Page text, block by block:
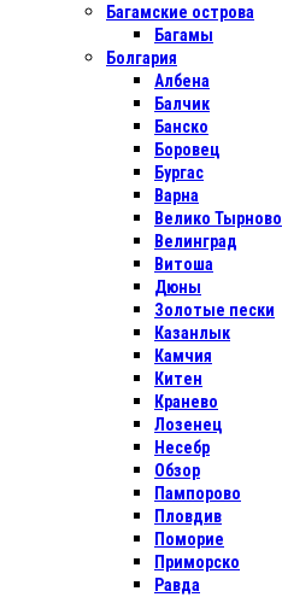
Багамские острова
Багамы
Болгария
Албена
Балчик
Банско
Боровец
Бургас
Варна
Велико Тырново
Велинград
Витоша
Дюны
Золотые пески
Казанлык
Камчия
Китен
Кранево
Лозенец
Несебр
Обзор
Пампорово
Пловдив
Поморие
Приморско
Равда